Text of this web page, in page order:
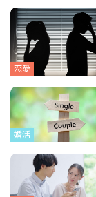
恋愛
婚活